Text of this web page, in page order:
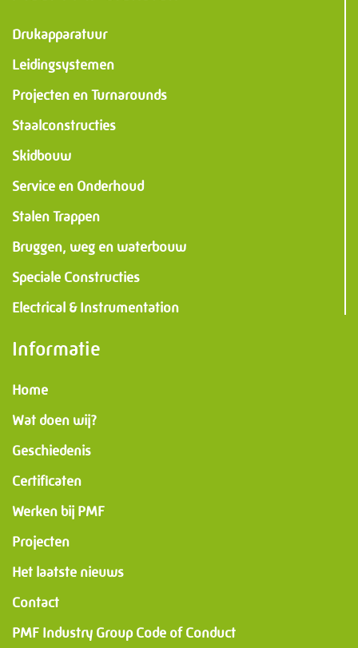
Drukapparatuur
Leidingsystemen
Projecten en Turnarounds
Staalconstructies
Skidbouw
Service en Onderhoud
Stalen Trappen
Bruggen, weg en waterbouw
Speciale Constructies
Electrical & Instrumentation
Informatie
Home
Wat doen wij?
Geschiedenis
Certificaten
Werken bij PMF
Projecten
Het laatste nieuws
Contact
PMF Industry Group Code of Conduct